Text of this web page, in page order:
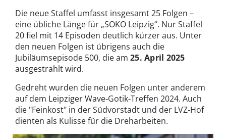
Die neue Staffel umfasst insgesamt 25 Folgen –
eine übliche Länge für „SOKO Leipzig“. Nur Staffel
20 fiel mit 14 Episoden deutlich kürzer aus. Unter
den neuen Folgen ist übrigens auch die
Jubiläumsepisode 500, die am 25. April 2025
ausgestrahlt wird.
Gedreht wurden die neuen Folgen unter anderem
auf dem Leipziger Wave-Gotik-Treffen 2024. Auch
die "Feinkost" in der Südvorstadt und der LVZ-Hof
dienten als Kulisse für die Dreharbeiten.